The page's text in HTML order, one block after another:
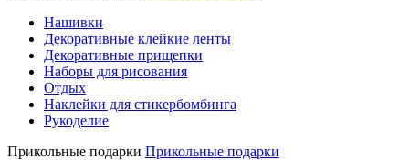
Нашивки
Декоративные клейкие ленты
Декоративные прищепки
Наборы для рисования
Отдых
Наклейки для стикербомбинга
Рукоделие
Прикольные подарки Прикольные подарки